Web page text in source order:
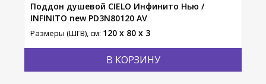
В КОРЗИНУ
Поддон душевой CIELO Инфинито Нью /
INFINITO new PD3N80120 AV
Размеры (ШГВ), см: 120 x 80 x 3